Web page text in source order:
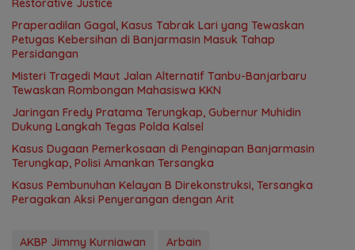
Restorative Justice
Praperadilan Gagal, Kasus Tabrak Lari yang Tewaskan
Petugas Kebersihan di Banjarmasin Masuk Tahap
Persidangan
Misteri Tragedi Maut Jalan Alternatif Tanbu-Banjarbaru
Tewaskan Rombongan Mahasiswa KKN
Jaringan Fredy Pratama Terungkap, Gubernur Muhidin
Dukung Langkah Tegas Polda Kalsel
Kasus Dugaan Pemerkosaan di Penginapan Banjarmasin
Terungkap, Polisi Amankan Tersangka
Kasus Pembunuhan Kelayan B Direkonstruksi, Tersangka
Peragakan Aksi Penyerangan dengan Arit
AKBP Jimmy Kurniawan
Arbain